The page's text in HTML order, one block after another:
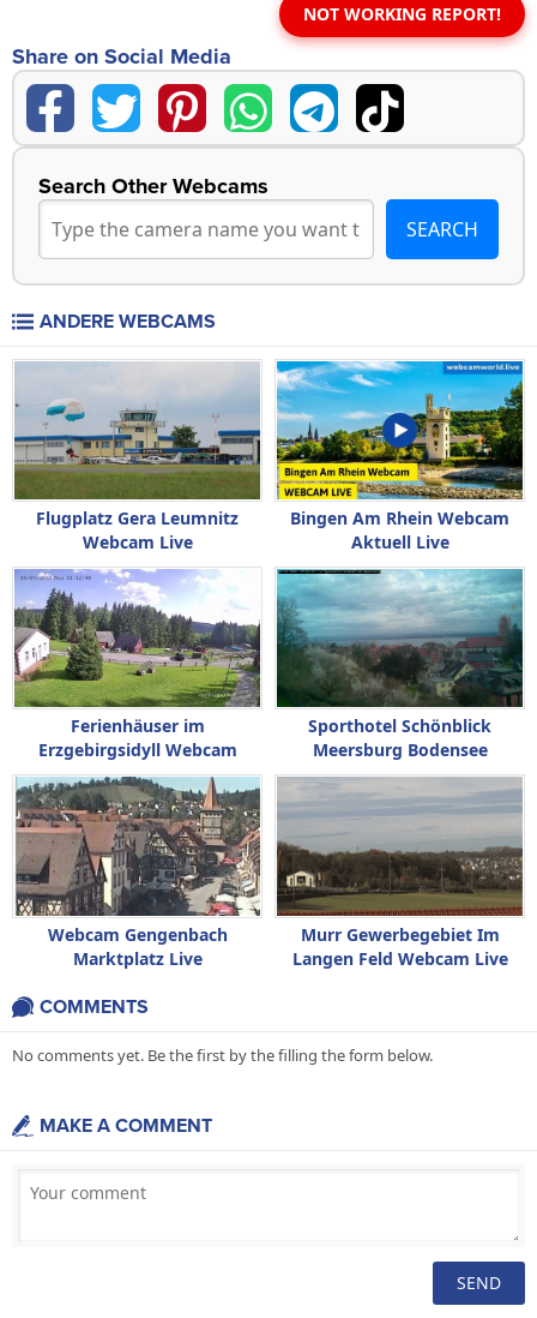
NOT WORKING REPORT!
Share on Social Media
Search Other Webcams
ANDERE WEBCAMS
Flugplatz Gera Leumnitz
Webcam Live
Bingen Am Rhein Webcam
Aktuell Live
Ferienhäuser im
Erzgebirgsidyll Webcam
Aktuell Live
Sporthotel Schönblick
Meersburg Bodensee
Webcam Live
Webcam Gengenbach
Marktplatz Live
Murr Gewerbegebiet Im
Langen Feld Webcam Live
COMMENTS
No comments yet. Be the first by the filling the form below.
MAKE A COMMENT